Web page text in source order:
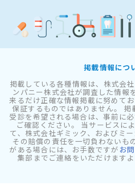
掲載情報につ
掲載している各種情報は、株式会
ンパニー株式会社が調査した情報
来るだけ正確な情報掲載に努めて
保証するものではありません。 掲
受診を希望される場合は、事前に
ご確認ください。 当サービスに
て、株式会社ギミック、およびミ
その賠償の責任を一切負わないも
がある場合には、お手数ですが お
集部までご連絡をいただけますよ